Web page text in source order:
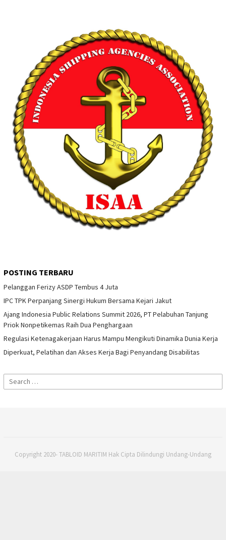
POSTING TERBARU
Pelanggan Ferizy ASDP Tembus 4 Juta
IPC TPK Perpanjang Sinergi Hukum Bersama Kejari Jakut
Ajang Indonesia Public Relations Summit 2026, PT Pelabuhan Tanjung
Priok Nonpetikemas Raih Dua Penghargaan
Regulasi Ketenagakerjaan Harus Mampu Mengikuti Dinamika Dunia Kerja
Diperkuat, Pelatihan dan Akses Kerja Bagi Penyandang Disabilitas
Search
for:
Copyright 2020- TABLOID MARITIM Hak Cipta Dilindungi Undang-Undang